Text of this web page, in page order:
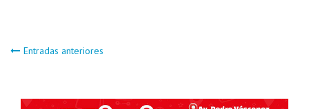
Navegación
de
Entradas anteriores